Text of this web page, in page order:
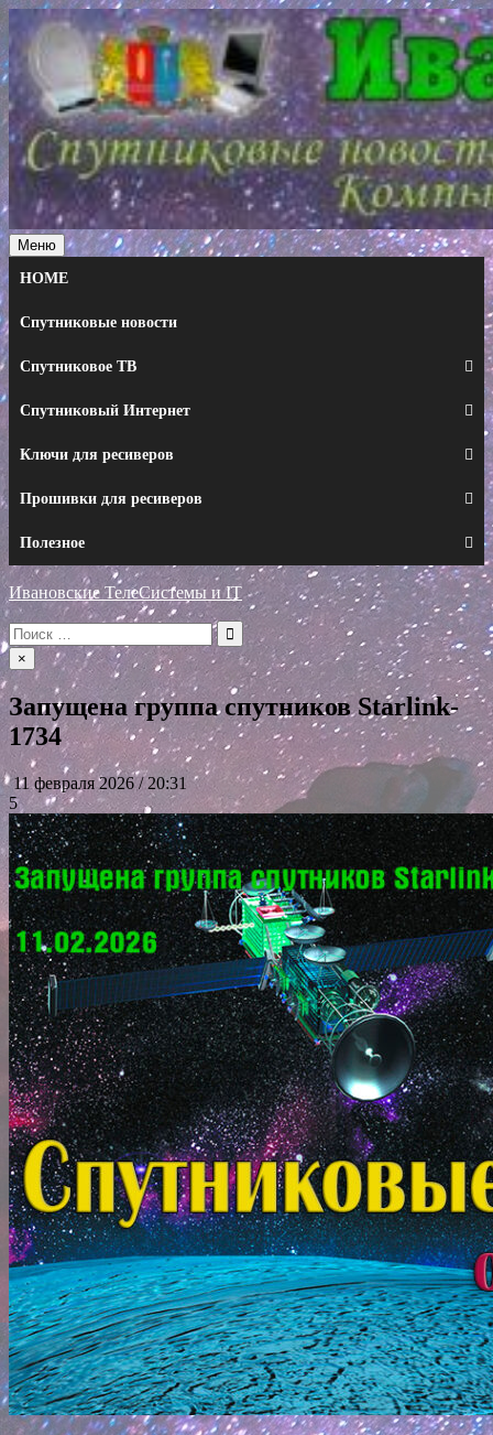
Перейти
к
содержимому
Меню
HOME
Спутниковые новости
Спутниковое ТВ
Спутниковый Интернет
Ключи для ресиверов
Прошивки для ресиверов
Полезное
Ивановские ТелеСистемы и IT
Искать:
×
Запущена группа спутников Starlink-
1734
11 февраля 2026 / 20:31
5